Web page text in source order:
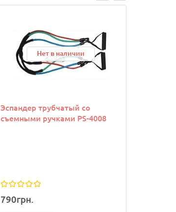
Нет в наличии
Эспандер трубчатый со
съемными ручками PS-4008
790грн.